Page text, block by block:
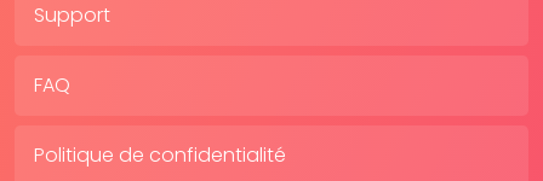
Support
FAQ
Politique de confidentialité